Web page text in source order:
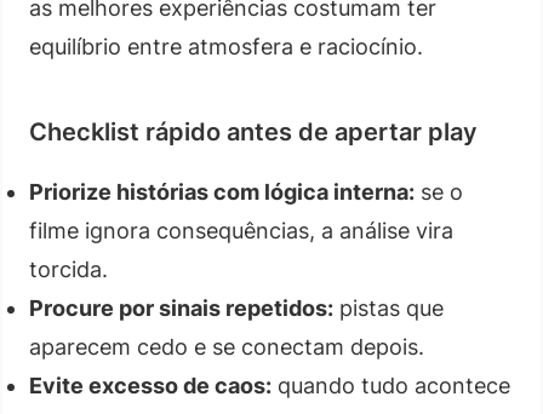
as melhores experiências costumam ter
equilíbrio entre atmosfera e raciocínio.
Checklist rápido antes de apertar play
Priorize histórias com lógica interna: se o
filme ignora consequências, a análise vira
torcida.
Procure por sinais repetidos: pistas que
aparecem cedo e se conectam depois.
Evite excesso de caos: quando tudo acontece